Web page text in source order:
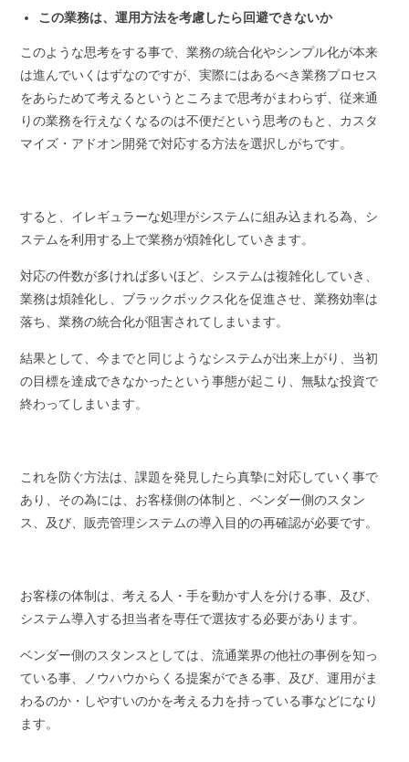
この業務は、運用方法を考慮したら回避できないか
このような思考をする事で、業務の統合化やシンプル化が本来
は進んでいくはずなのですが、実際にはあるべき業務プロセス
をあらためて考えるというところまで思考がまわらず、従来通
りの業務を行えなくなるのは不便だという思考のもと、カスタ
マイズ・アドオン開発で対応する方法を選択しがちです。
すると、イレギュラーな処理がシステムに組み込まれる為、シ
ステムを利用する上で業務が煩雑化していきます。
対応の件数が多ければ多いほど、システムは複雑化していき、
業務は煩雑化し、ブラックボックス化を促進させ、業務効率は
落ち、業務の統合化が阻害されてしまいます。
結果として、今までと同じようなシステムが出来上がり、当初
の目標を達成できなかったという事態が起こり、無駄な投資で
終わってしまいます。
これを防ぐ方法は、課題を発見したら真摯に対応していく事で
あり、その為には、お客様側の体制と、ベンダー側のスタン
ス、及び、販売管理システムの導入目的の再確認が必要です。
お客様の体制は、考える人・手を動かす人を分ける事、及び、
システム導入する担当者を専任で選抜する必要があります。
ベンダー側のスタンスとしては、流通業界の他社の事例を知っ
ている事、ノウハウからくる提案ができる事、及び、運用がま
わるのか・しやすいのかを考える力を持っている事などになり
ます。